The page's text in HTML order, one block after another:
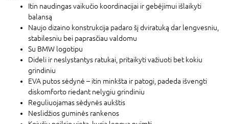
Itin naudingas vaikučio koordinacijai ir gebėjimui išlaikyti
balansą
Naujo dizaino konstrukcija padaro šį dviratuką dar lengvesniu,
stabilesniu bei paprasčiau valdomu
Su BMW logotipu
Dideli ir neslystantys ratukai, pritaikyti važiuoti bet kokiu
grindiniu
EVA putos sėdynė – itin minkšta ir patogi, padeda išvengti
diskomforto riedant nelygiu grindiniu
Reguliuojamas sėdynės aukštis
Neslidžios guminės rankenos